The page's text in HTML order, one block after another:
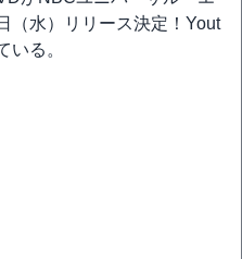
（水）リリース決定！Yout
いる。